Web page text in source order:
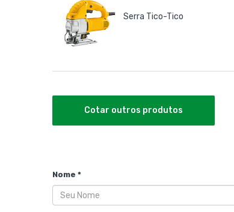
Serra Tico-Tico
Cotar outros produtos
Nome *